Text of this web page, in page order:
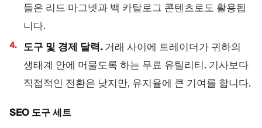
들은 리드 마그넷과 백 카탈로그 콘텐츠로도 활용됩
니다.
도구 및 경제 달력.거래 사이에 트레이더가 귀하의
생태계 안에 머물도록 하는 무료 유틸리티. 기사보다
직접적인 전환은 낮지만, 유지율에 큰 기여를 합니다.
SEO 도구 세트